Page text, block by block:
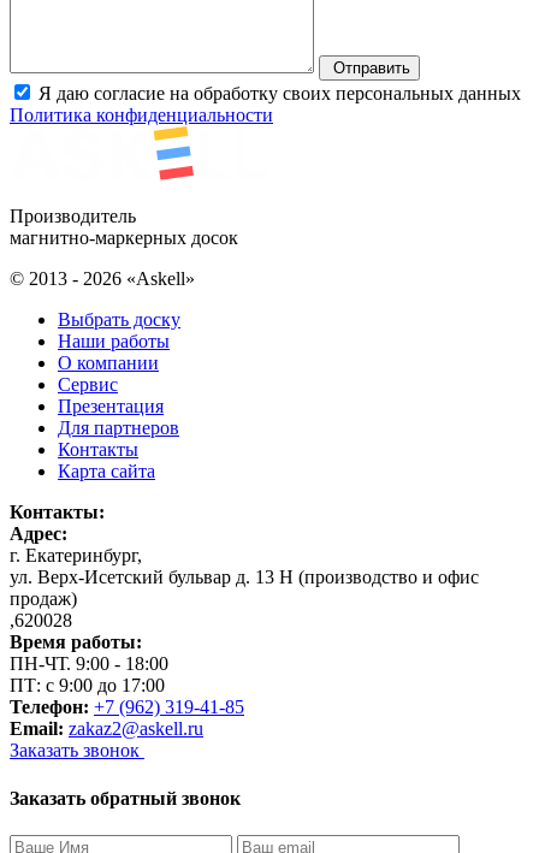
Отправить
Я даю согласие на обработку своих персональных данных
Политика конфиденциальности
Производитель
магнитно-маркерных досок
© 2013 - 2026 «Askell»
Выбрать доску
Наши работы
О компании
Сервис
Презентация
Для партнеров
Контакты
Карта сайта
Контакты:
Адрес:
г. Екатеринбург,
ул. Верх-Исетский бульвар д. 13 Н (производство и офис
продаж)
,620028
Время работы:
ПН-ЧТ. 9:00 - 18:00
ПТ: с 9:00 до 17:00
Телефон: +7 (962) 319-41-85
Email: zakaz2@askell.ru
Заказать звонок
Заказать обратный звонок